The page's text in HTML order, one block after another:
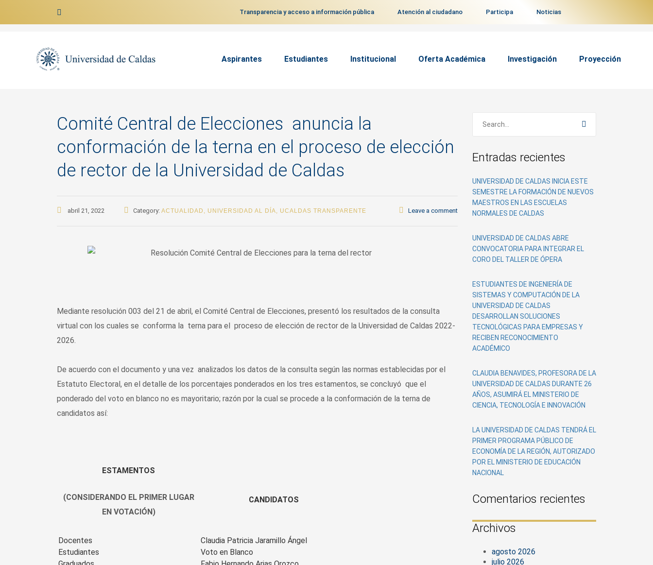
Transparencia y acceso a información pública Atención al ciudadano Participa Noticias
Aspirantes Estudiantes Institucional Oferta Académica Investigación Proyección
Comité Central de Elecciones anuncia la
conformación de la terna en el proceso de elección
de rector de la Universidad de Caldas
abril 21, 2022 Category: ACTUALIDAD , UNIVERSIDAD AL DÍA, UCALDAS TRANSPARENTE Leave a comment
Mediante resolución 003 del 21 de abril, el Comité Central de Elecciones, presentó los resultados de la consulta
virtual con los cuales se conforma la terna para el proceso de elección de rector de la Universidad de Caldas 2022-
2026.
De acuerdo con el documento y una vez analizados los datos de la consulta según las normas establecidas por el
Estatuto Electoral, en el detalle de los porcentajes ponderados en los tres estamentos, se concluyó que el
ponderado del voto en blanco no es mayoritario; razón por la cual se procede a la conformación de la terna de
candidatos así:
ESTAMENTOS
(CONSIDERANDO EL PRIMER LUGAR
EN VOTACIÓN)
CANDIDATOS
Docentes
Claudia Patricia Jaramillo Ángel
Estudiantes
Voto en Blanco
Entradas recientes
UNIVERSIDAD DE CALDAS INICIA ESTE
SEMESTRE LA FORMACIÓN DE NUEVOS
MAESTROS EN LAS ESCUELAS
NORMALES DE CALDAS
UNIVERSIDAD DE CALDAS ABRE
CONVOCATORIA PARA INTEGRAR EL
CORO DEL TALLER DE ÓPERA
ESTUDIANTES DE INGENIERÍA DE
SISTEMAS Y COMPUTACIÓN DE LA
UNIVERSIDAD DE CALDAS
DESARROLLAN SOLUCIONES
TECNOLÓGICAS PARA EMPRESAS Y
RECIBEN RECONOCIMIENTO
ACADÉMICO
CLAUDIA BENAVIDES, PROFESORA DE LA
UNIVERSIDAD DE CALDAS DURANTE 26
AÑOS, ASUMIRÁ EL MINISTERIO DE
CIENCIA, TECNOLOGÍA E INNOVACIÓN
LA UNIVERSIDAD DE CALDAS TENDRÁ EL
PRIMER PROGRAMA PÚBLICO DE
ECONOMÍA DE LA REGIÓN, AUTORIZADO
POR EL MINISTERIO DE EDUCACIÓN
NACIONAL
Comentarios recientes
Archivos
agosto 2026
julio 2026